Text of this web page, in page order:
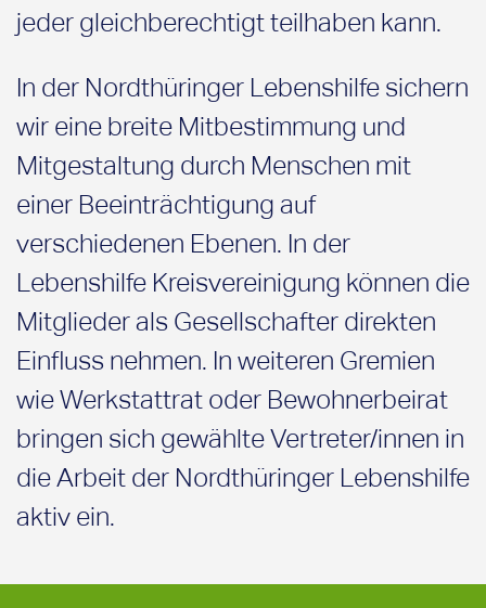
jeder gleichberechtigt teilhaben kann.
In der Nordthüringer Lebenshilfe sichern
wir eine breite Mitbestimmung und
Mitgestaltung durch Menschen mit
einer Beeinträchtigung auf
verschiedenen Ebenen. In der
Lebenshilfe Kreisvereinigung können die
Mitglieder als Gesellschafter direkten
Einfluss nehmen. In weiteren Gremien
wie Werkstattrat oder Bewohnerbeirat
bringen sich gewählte Vertreter/innen in
die Arbeit der Nordthüringer Lebenshilfe
aktiv ein.